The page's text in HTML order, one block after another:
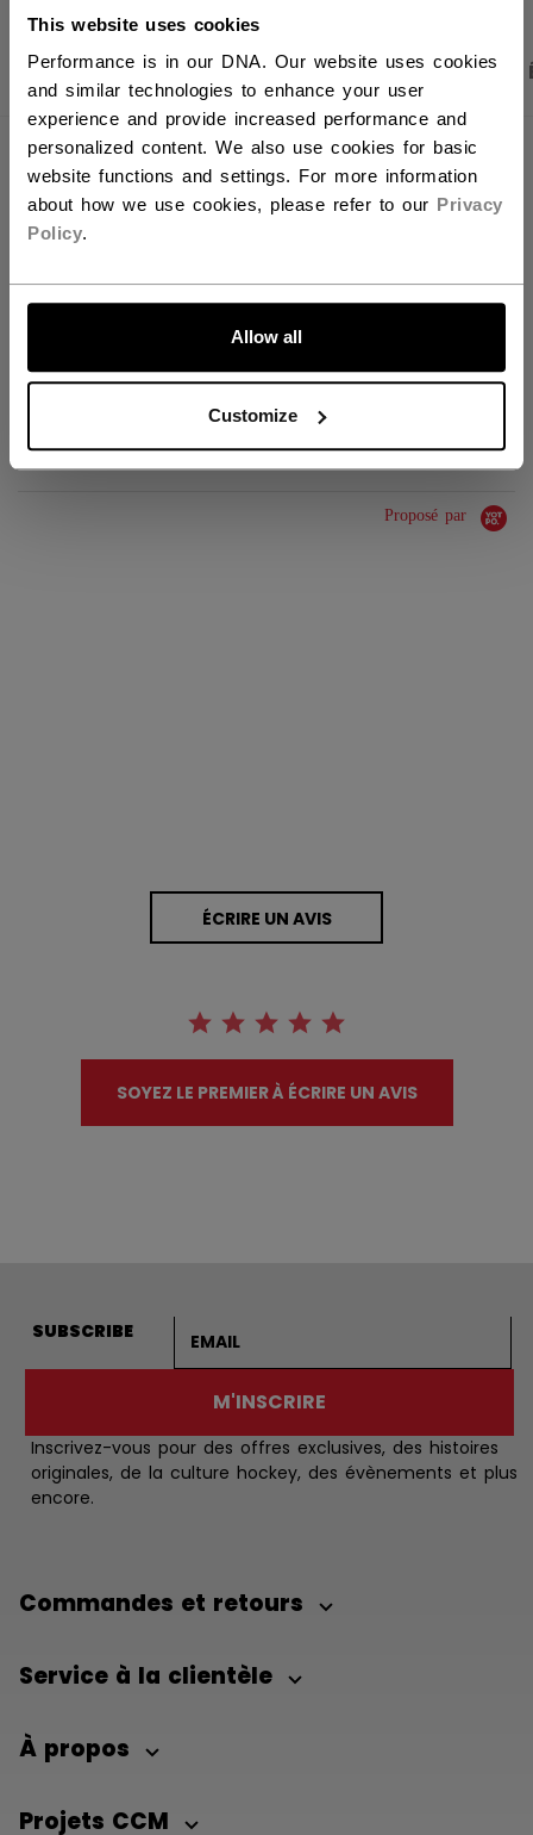
This website uses cookies
Performance is in our DNA. Our website uses cookies
and similar technologies to enhance your user
experience and provide increased performance and
personalized content. We also use cookies for basic
website functions and settings. For more information
about how we use cookies, please refer to our Privacy
Policy.
Allow all
Customize
ALLONS-Y !
PHOTOS DU PRODUIT CARACTÉRISTIQUES
CARACTÉRISTIQUES
IDENTIFICATION
HSL6TA-AD
COLLECTION
Team
ÉVALUATIONS
Proposé par
ÉCRIRE UN AVIS
SOYEZ LE PREMIER À ÉCRIRE UN AVIS
SUBSCRIBE
M'INSCRIRE
Inscrivez-vous pour des offres exclusives, des histoires
originales, de la culture hockey, des évènements et plus
encore.
Commandes et retours
Service à la clientèle
À propos
Projets CCM